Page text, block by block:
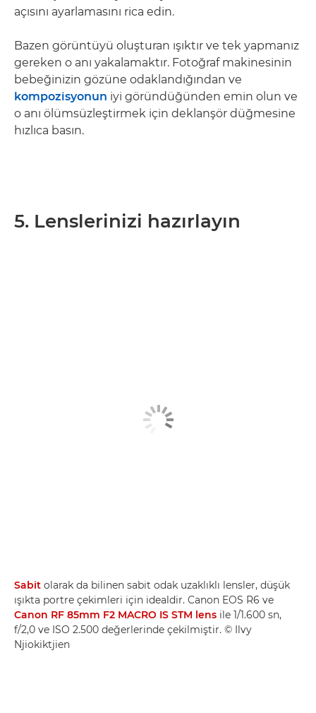
açısını ayarlamasını rica edin.
Bazen görüntüyü oluşturan ışıktır ve tek yapmanız
gereken o anı yakalamaktır. Fotoğraf makinesinin
bebeğinizin gözüne odaklandığından ve
kompozisyonun iyi göründüğünden emin olun ve
o anı ölümsüzleştirmek için deklanşör düğmesine
hızlıca basın.
5. Lenslerinizi hazırlayın
Sabit olarak da bilinen sabit odak uzaklıklı lensler, düşük
ışıkta portre çekimleri için idealdir. Canon EOS R6 ve
Canon RF 85mm F2 MACRO IS STM lens ile 1/1.600 sn,
f/2,0 ve ISO 2.500 değerlerinde çekilmiştir. © Ilvy
Njiokiktjien